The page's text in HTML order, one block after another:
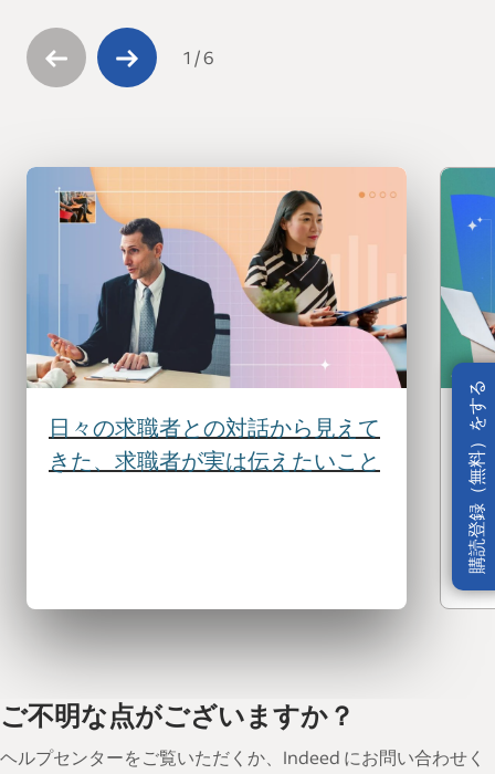
1 /6
日々の求職者との対話から見えて
きた、求職者が実は伝えたいこと
購読登録（無料）をする
ご不明な点がございますか？
ヘルプセンターをご覧いただくか、Indeed にお問い合わせく